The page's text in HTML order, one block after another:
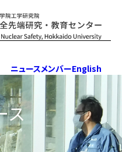
ニュースメンバーEnglish
ス